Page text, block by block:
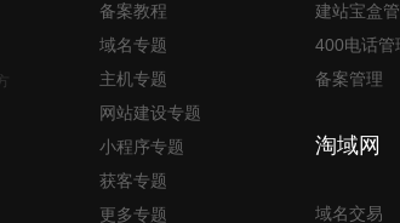
备案教程
域名专题
主机专题
网站建设专题
小程序专题
获客专题
更多专题
建站宝盒
400电话管
备案管理
淘域网
域名交易